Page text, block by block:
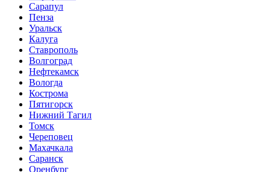
Сарапул
Пенза
Уральск
Калуга
Ставрополь
Волгоград
Нефтекамск
Вологда
Кострома
Пятигорск
Нижний Тагил
Томск
Череповец
Махачкала
Саранск
Оренбург